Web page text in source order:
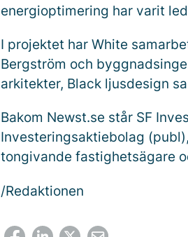
energioptimering har varit
I projektet har White
Bergström och
arkitekter, Black ljusdesign
Bakom Newst.se står SF
Investeringsaktiebolag
tongivande fastighetsägare
/Redaktionen